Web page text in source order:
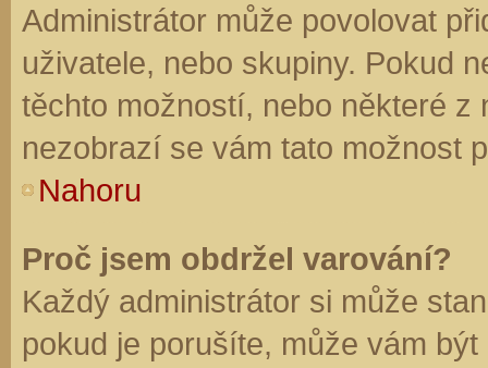
Administrátor může povolovat
uživatele, nebo skupiny. Pokud
těchto možností, nebo některé z
nezobrazí se vám tato možnost
Nahoru
Proč jsem obdržel varování?
Každý administrátor si může
pokud je porušíte, může vám